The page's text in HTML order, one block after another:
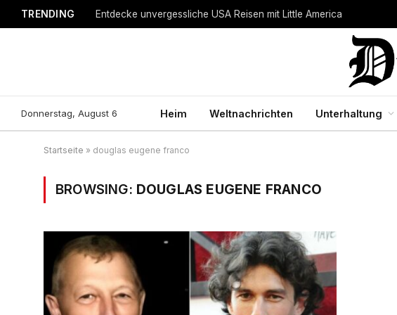
TRENDING Entdecke unvergessliche USA Reisen mit Little America
Donnerstag, August 6 Heim Weltnachrichten Unterhaltung
Startseite » douglas eugene franco
BROWSING: DOUGLAS EUGENE FRANCO